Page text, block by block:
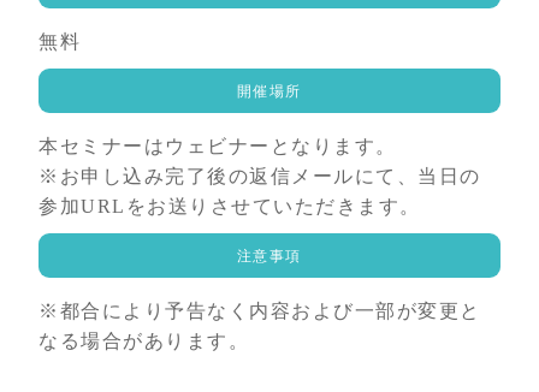
無料
開催場所
本セミナーはウェビナーとなります。
※お申し込み完了後の返信メールにて、当日の
参加URLをお送りさせていただきます。
注意事項
※都合により予告なく内容および一部が変更と
なる場合があります。